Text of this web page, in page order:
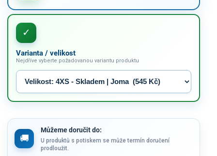
Varianta / velikost
Nejdříve vyberte požadovanou variantu produktu
Můžeme doručit do:
U produktů s potiskem se může termín doručení
prodloužit.